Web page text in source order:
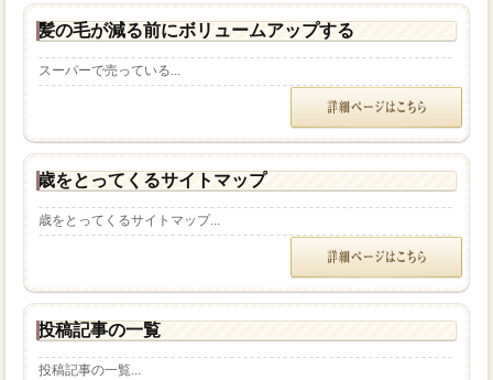
髪の毛が減る前にボリュームアップする
スーパーで売っている...
歳をとってくるサイトマップ
歳をとってくるサイトマップ...
投稿記事の一覧
投稿記事の一覧...